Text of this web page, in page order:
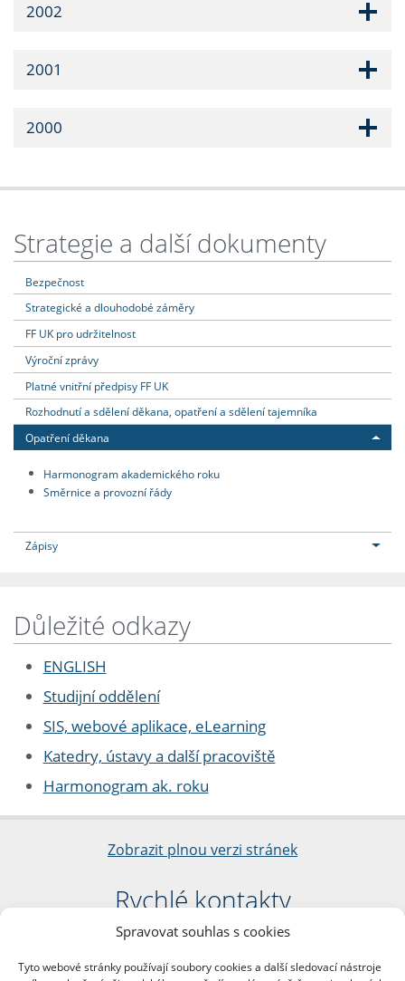
Spravovat souhlas s cookies
Tyto webové stránky používají soubory cookies a další sledovací nástroje
2002
2001
2000
Strategie a další dokumenty
Bezpečnost
Strategické a dlouhodobé záměry
FF UK pro udržitelnost
Výroční zprávy
Platné vnitřní předpisy FF UK
Rozhodnutí a sdělení děkana, opatření a sdělení tajemníka
Opatření děkana
Harmonogram akademického roku
Směrnice a provozní řády
Zápisy
Důležité odkazy
ENGLISH
Studijní oddělení
SIS, webové aplikace, eLearning
Katedry, ústavy a další pracoviště
Harmonogram ak. roku
Zobrazit plnou verzi stránek
Rychlé kontakty
Filozofická fakulta
nám. Jana Palacha 1/2